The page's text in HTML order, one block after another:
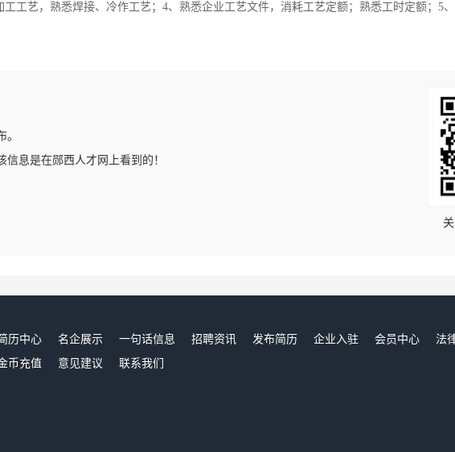
工工艺，熟悉焊接、冷作工艺；4、熟悉企业工艺文件，消耗工艺定额；熟悉工时定额；5
。
信息是在郧西人才网上看到的！
历中心 名企展示 一句话信息 招聘资讯 发布简历 企业入驻 会员中心
法
币充值 意见建议 联系我们